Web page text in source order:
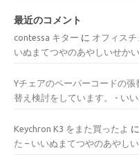
最近のコメント
contessa キター に オフィス
いぬまてつやのあやしいせかい
Yチェアのペーパーコードの張
替え検討をしています。 - い
Keychron K3 をまた買ったよ に
た – いいぬまてつやのあやし